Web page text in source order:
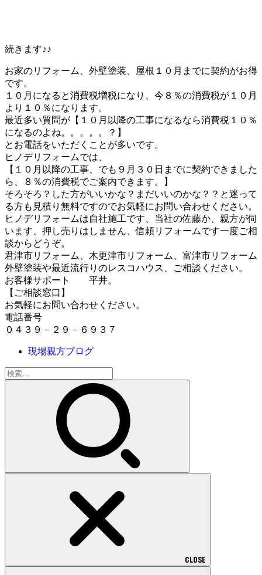
続きます♪♪
お家のリフォーム、外壁塗装、屋根１０月までに契約がお得
です。
１０月になると消費税増税になり、今８％の消費税が１０月
より１０％になります。
最近多い質問が【１０月以降の工事になるなら消費税１０％
になるのよね。。。。。？】
とお電話をいただくことが多いです。
ヒノデリフォームでは、
【１０月以降の工事、でも９月３０日までに契約できました
ら、８％の消費税でご案内できます。】
そろそろ？した方がいいかな？まだいいのかな？？と迷って
る方も見積り無料ですのでお気軽にお問い合わせください。
ヒノデリフォームは自社施工です、当社の佐藤か、親方が伺
います、押し売りはしません、信頼リフォームです一度ご相
談からどうぞ。
君津市リフォーム、木更津市リフォーム、富津市リフォーム
外壁塗装や最近流行りのレスコハウス、ご相談ください。
お客様サポート 平井。
【ご相談窓口】
お気軽にお問い合わせください。
電話番号
０４３９－２９－６９３７
現場親方ブログ
検
索:
CLOSE